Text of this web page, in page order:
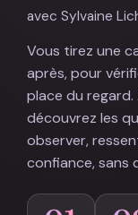
avec Sylvaine
Vous tirez une
après, pour
place du regard.
découvrez les
observer,
confiance, sans